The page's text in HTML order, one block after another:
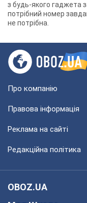
з будь-якого гаджета
потрібний номер
не потрібна.
Про компанію
Правова інформація
Реклама на сайті
Редакційна політика
OBOZ.UA